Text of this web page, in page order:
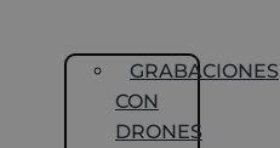
GRABACIONES
CON
DRONES